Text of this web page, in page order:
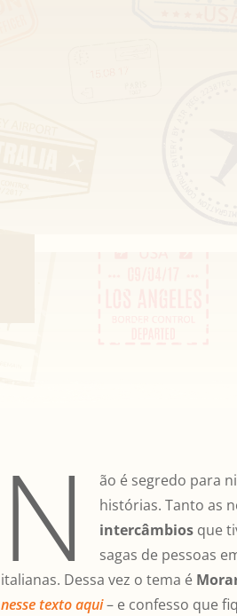
N ão é segredo para
histórias. Tanto as
intercâmbiosque
sagas de pessoas
italianas. Dessa vez o tema é
nesse texto aqui– e confesso que